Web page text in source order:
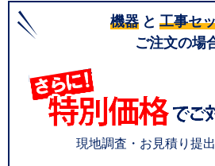
機器 と 工事セ
ご注文の場
現地調査・お見積り提